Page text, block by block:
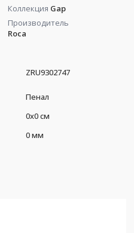
Коллекция Gap
Производитель
Roca
ZRU9302747
Пенал
0x0 см
0 мм